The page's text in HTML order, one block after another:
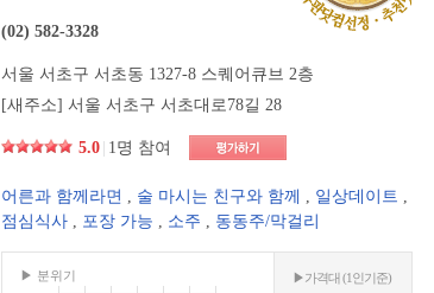
(02) 582-3328
서울 서초구 서초동 1327-8 스퀘어큐브 2층
[새주소] 서울 서초구 서초대로78길 28
5.0 1명 참여
어른과 함께라면 , 술 마시는 친구와 함께 , 일상데이트 ,
점심식사 , 포장 가능 , 소주 , 동동주/막걸리
▶ 분위기 ▶가격대 (1인기준)